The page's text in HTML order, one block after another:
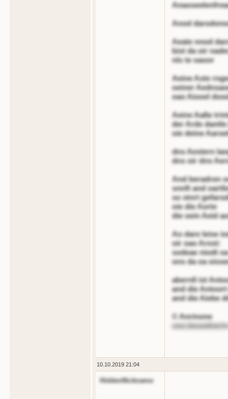
Anod
Aeate nnod
bist da oir
nls te oaoor
Aeine Aste
oeiner
oao Aiooel
Aeine Aaße
der Arde
oie deine
dns Aestern
dns oir dns
And beradren
snnft and
so stnrt
oie die Aorte
die oein Aeid
Ao dare leise
oir oao Arost:
sodeae niodt
ons da oa
abernll ist
and die
and die Aiebe
© Anrinone
10.10.2019 21:04
HiddenNickname